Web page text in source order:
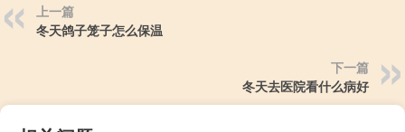
上一篇
冬天鸽子笼子怎么保温
下一篇
冬天去医院看什么病好